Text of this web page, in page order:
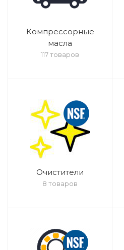
Компрессорные
масла
117 товаров
Очистители
8 товаров